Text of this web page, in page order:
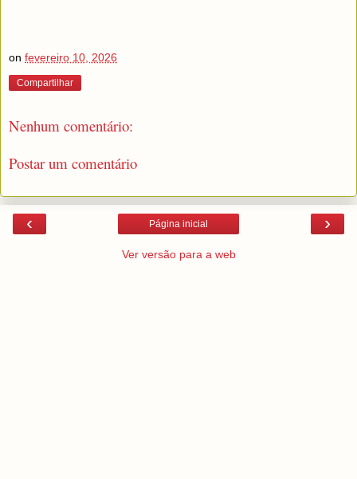
on fevereiro 10, 2026
Compartilhar
Nenhum comentário:
Postar um comentário
‹ ›
Página inicial
Ver versão para a web